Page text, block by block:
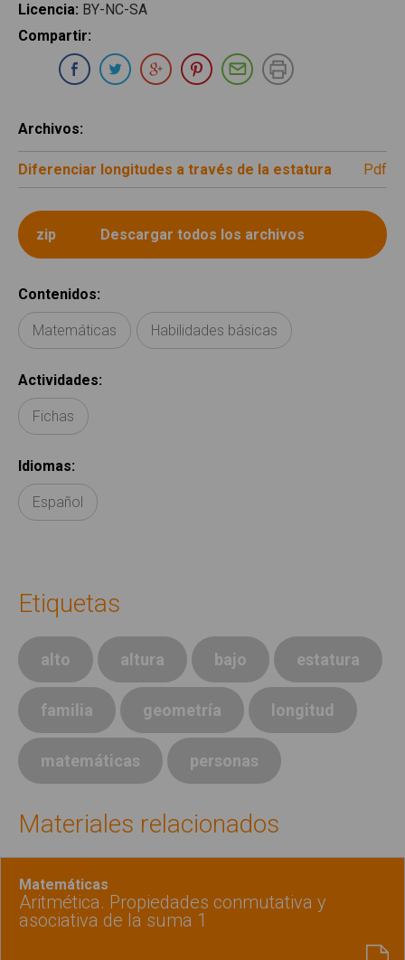
Licencia: BY-NC-SA
Compartir:
Compartir en Whatsapp
Compartir en Facebook
Compartir en Twitter
Compartir en Google Plus
Compartir en Pinterest
Compartir por E-
Archivos:
Diferenciar longitudes a través de la estatura pdf
Contenidos:
Matemáticas Habilidades básicas
Actividades:
Fichas
Idiomas:
Español
Etiquetas
alto altura bajo estatura
familia geometría longitud
matemáticas personas
Materiales relacionados
Matemáticas
Aritmética. Propiedades conmutativa y
asociativa de la suma 1